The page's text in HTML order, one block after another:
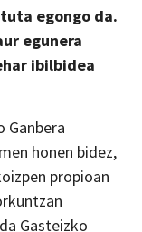
egongo da.
egunera
ibilbidea
Ganbera
honen bidez,
propioan
Gasteizko